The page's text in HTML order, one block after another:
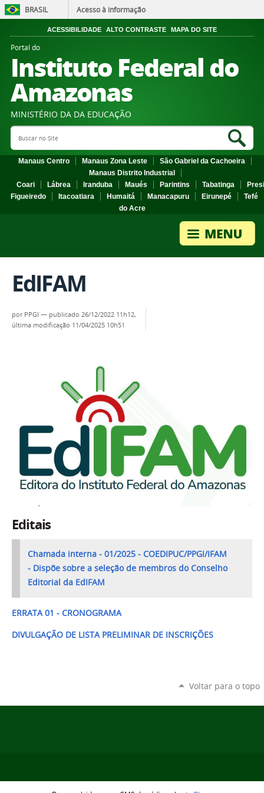
BRASIL Acesso à informação
ACESSIBILIDADE ALTO CONTRASTE MAPA DO SITE
Portal do
Instituto Federal do
Amazonas
MINISTÉRIO DA DA EDUCAÇÃO
Search Site
Manaus Centro Manaus Zona Leste
São Gabriel da Cachoeira
Manaus Distrito Industrial
Coari
Lábrea Iranduba Maués Parintins Tabatinga
Figueiredo
Itacoatiara Humaitá Manacapuru Eirunepé
Tefé
do Acre
EdIFAM
por PPGI — publicado 26/12/2022 11h12,
última modificação 11/04/2025 10h51
Editais
Chamada interna - 01/2025 - COEDIPUC/PPGI/IFAM
- Dispõe sobre a seleção de membros do Conselho
Editorial da EdIFAM
ERRATA 01 - CRONOGRAMA
DIVULGAÇÃO DE LISTA PRELIMINAR DE INSCRIÇÕES
Voltar para o topo